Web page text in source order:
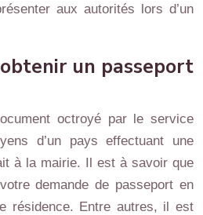
aux autorités lors d’un
un passeport
octroyé par le service
d’un pays effectuant une
à la mairie. Il est à savoir que
demande de passeport en
résidence. Entre autres, il est